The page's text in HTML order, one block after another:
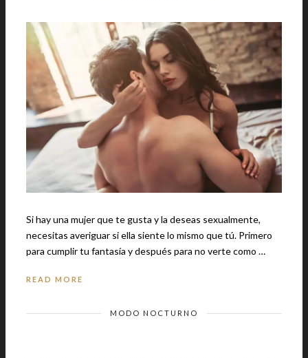
Si hay una mujer que te gusta y la deseas sexualmente,
necesitas averiguar si ella siente lo mismo que tú. Primero
para cumplir tu fantasía y después para no verte como …
READ MORE
MODO NOCTURNO